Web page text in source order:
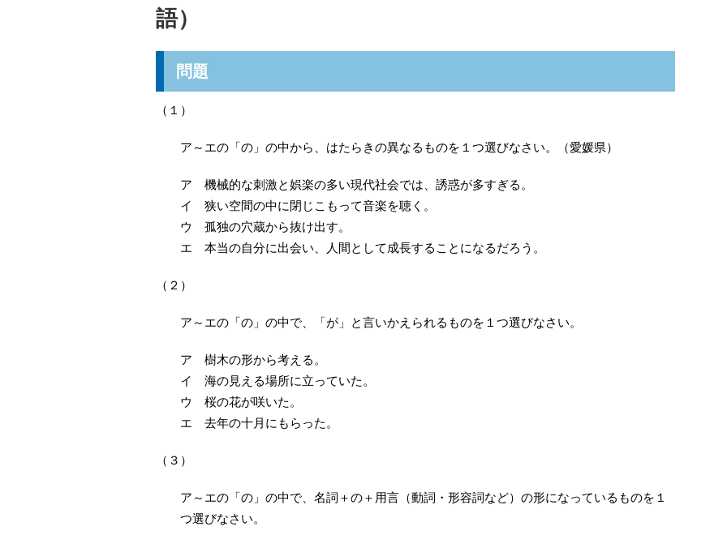
語）
問題
（１）
ア～エの「の」の中から、はたらきの異なるものを１つ選びなさい。（愛媛県）
ア 機械的な刺激と娯楽の多い現代社会では、誘惑が多すぎる。
イ 狭い空間の中に閉じこもって音楽を聴く。
ウ 孤独の穴蔵から抜け出す。
エ 本当の自分に出会い、人間として成長することになるだろう。
（２）
ア～エの「の」の中で、「が」と言いかえられるものを１つ選びなさい。
ア 樹木の形から考える。
イ 海の見える場所に立っていた。
ウ 桜の花が咲いた。
エ 去年の十月にもらった。
（３）
ア～エの「の」の中で、名詞＋の＋用言（動詞・形容詞など）の形になっているものを１
つ選びなさい。